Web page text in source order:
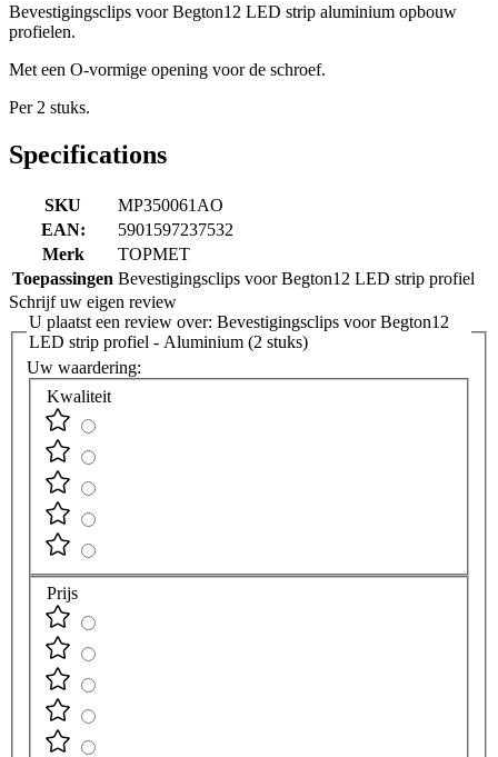
Bevestigingsclips voor Begton12 LED strip aluminium opbouw
profielen.
Met een O-vormige opening voor de schroef.
Per 2 stuks.
Specifications
SKU
MP350061AO
EAN:
5901597237532
Merk
TOPMET
Toepassingen Bevestigingsclips voor Begton12 LED strip profiel
Schrijf uw eigen review
U plaatst een review over: Bevestigingsclips voor Begton12
LED strip profiel - Aluminium (2 stuks)
Uw waardering:
Kwaliteit
Prijs